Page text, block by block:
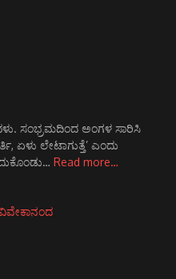
ಸಂಭ್ರಮದಿಂದ ಅಂಗಳ ಸಾರಿಸಿ
ಏಳು ಲೇಟಾಗುತ್ತೆ’ ಎಂದು
Read more…